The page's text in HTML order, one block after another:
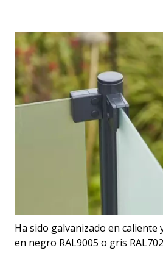
Ha sido galvanizado en caliente
en negro RAL9005 o gris